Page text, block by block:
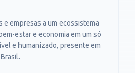
e empresas a um ecossistema
estar e economia em um só
e humanizado, presente em